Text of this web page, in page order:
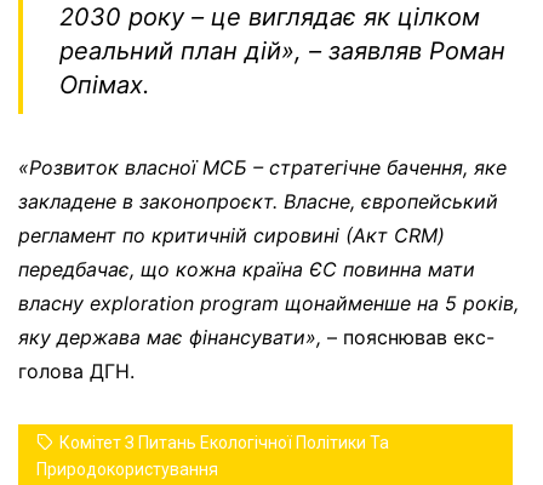
2030 року – це виглядає як цілком
реальний план дій», – заявляв Роман
Опімах.
«Розвиток власної МСБ – стратегічне бачення, яке
закладене в законопроєкт. Власне, європейський
регламент по критичній сировині (Акт СRM)
передбачає, що кожна країна ЄС повинна мати
власну exploration program щонайменше на 5 років,
яку держава має фінансувати», – пояснював екс-
голова ДГН.
Комітет З Питань Екологічної Політики Та
Природокористування